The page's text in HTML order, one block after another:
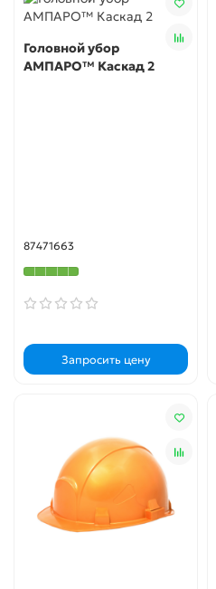
Головной убор
АМПАРО™ Каскад 2
87471663
Запросить цену